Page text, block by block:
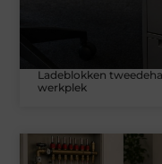
Ladeblokken
werkplek